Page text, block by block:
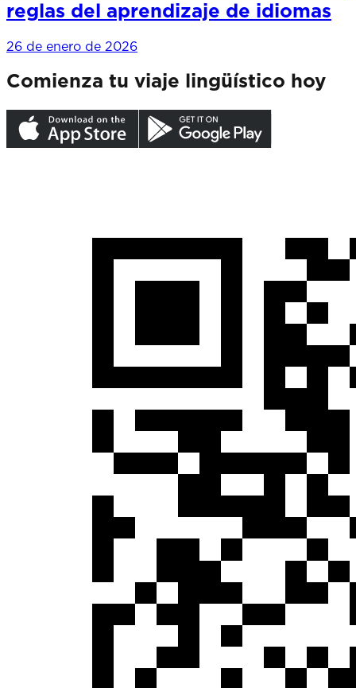
reglas del aprendizaje de idiomas
26 de enero de 2026
Comienza tu viaje lingüístico hoy